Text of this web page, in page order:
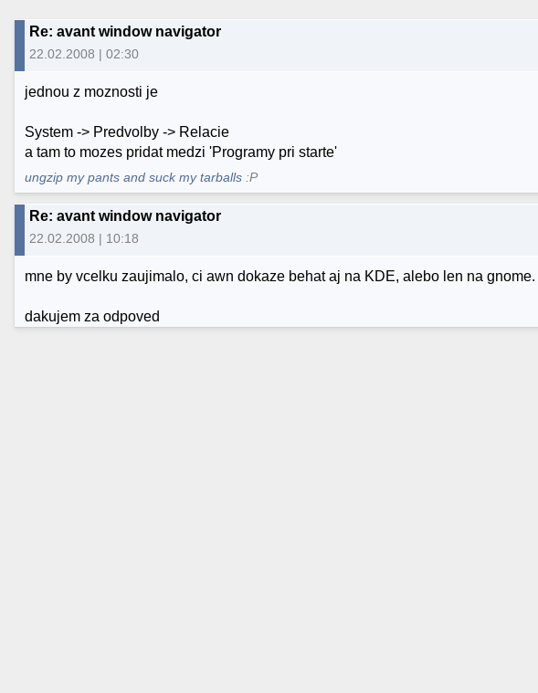
Re: avant window navigator
22.02.2008 | 02:30
jednou z moznosti je
System -> Predvolby -> Relacie
a tam to mozes pridat medzi 'Programy pri starte'
ungzip my pants and suck my tarballs :P
Re: avant window navigator
22.02.2008 | 10:18
mne by vcelku zaujimalo, ci awn dokaze behat aj na KDE, alebo len na gnome.
dakujem za odpoved